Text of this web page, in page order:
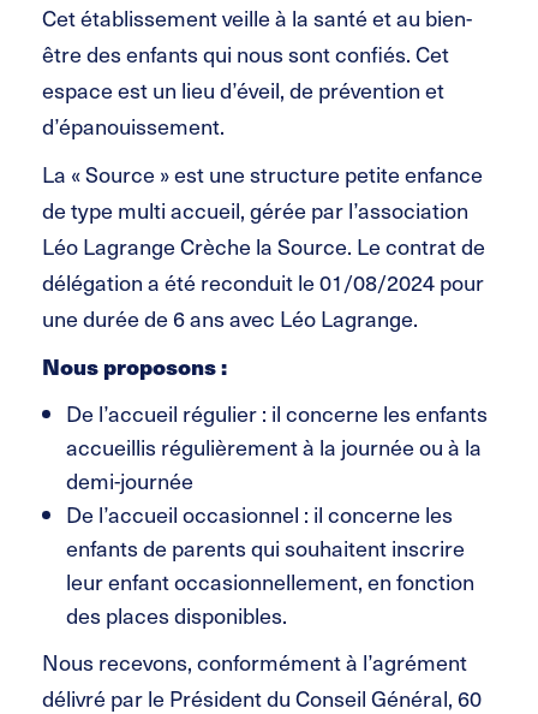
Cet établissement veille à la santé et au bien-
être des enfants qui nous sont confiés. Cet
espace est un lieu d’éveil, de prévention et
d’épanouissement.
La « Source » est une structure petite enfance
de type multi accueil, gérée par l’association
Léo Lagrange Crèche la Source. Le contrat de
délégation a été reconduit le 01/08/2024 pour
une durée de 6 ans avec Léo Lagrange.
Nous proposons :
De l’accueil régulier : il concerne les enfants
accueillis régulièrement à la journée ou à la
demi-journée
De l’accueil occasionnel : il concerne les
enfants de parents qui souhaitent inscrire
leur enfant occasionnellement, en fonction
des places disponibles.
Nous recevons, conformément à l’agrément
délivré par le Président du Conseil Général, 60